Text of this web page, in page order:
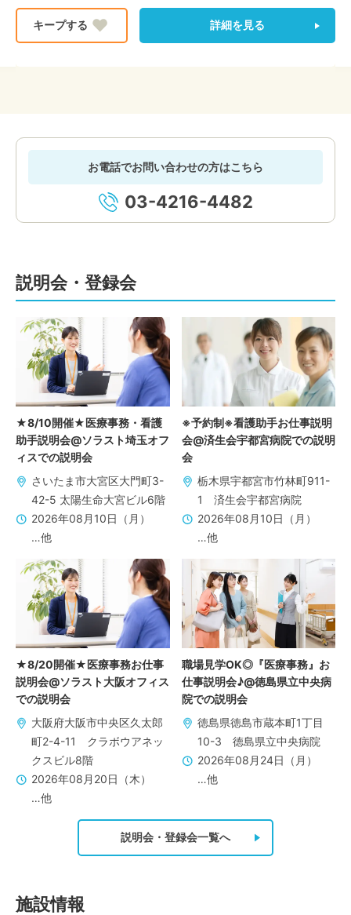
詳細を見る
お電話でお問い合わせの方はこちら
03-4216-4482
説明会・登録会
★8/10開催★医療事務・看護
助手説明会@ソラスト埼玉オフ
ィスでの説明会
さいたま市大宮区大門町3-
42-5 太陽生命大宮ビル6階
2026年08月10日（月）
…他
※予約制※看護助手お仕事説明
会@済生会宇都宮病院での説明
会
栃木県宇都宮市竹林町911-
1 済生会宇都宮病院
2026年08月10日（月）
…他
★8/20開催★医療事務お仕事
説明会@ソラスト大阪オフィス
での説明会
大阪府大阪市中央区久太郎
町2-4-11 クラボウアネッ
クスビル8階
2026年08月20日（木）
…他
職場見学OK◎『医療事務』お
仕事説明会♪@徳島県立中央病
院での説明会
徳島県徳島市蔵本町1丁目
10-3 徳島県立中央病院
2026年08月24日（月）
…他
説明会・登録会一覧へ
施設情報